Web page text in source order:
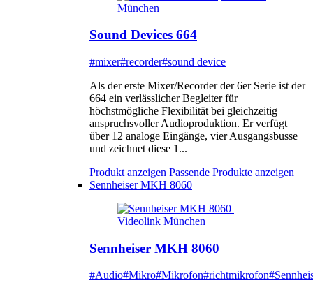
Sound Devices 664
#mixer#recorder#sound device
Als der erste Mixer/Recorder der 6er Serie ist der
664 ein verlässlicher Begleiter für
höchstmögliche Flexibilität bei gleichzeitig
anspruchsvoller Audioproduktion. Er verfügt
über 12 analoge Eingänge, vier Ausgangsbusse
und zeichnet diese 1...
Produkt anzeigen Passende Produkte anzeigen
Sennheiser MKH 8060
Sennheiser MKH 8060
#Audio#Mikro#Mikrofon#richtmikrofon